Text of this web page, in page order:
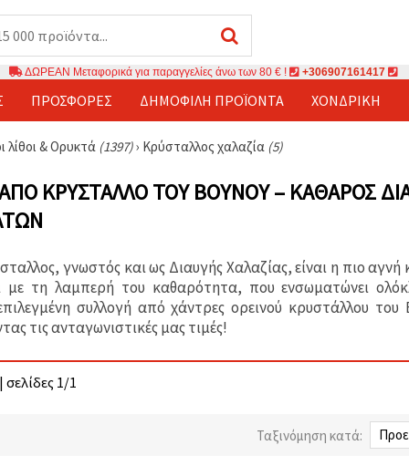
ΔΩΡΕΑΝ Μεταφορικά για παραγγελίες άνω των 80 € ! +306907161417
ΠΡΟΣΦΟΡΈΣ ΔΗΜΟΦΙΛΉ ΠΡΟΪΌΝΤΑ ΧΟΝΔΡΙΚΉ
λίθοι & Ορυκτά (1397)› Κρύσταλλος χαλαζία (5)
ΚΡΎΣΤΑΛΛΟ ΤΟΥ ΒΟΥΝΟΎ – ΚΑΘΑΡΌΣ
γνωστός και ως Διαυγής Χαλαζίας, είναι η πιο
με τη λαμπερή του καθαρότητα, που ενσωματώνει
συλλογή από χάντρες ορεινού κρυστάλλου
τις ανταγωνιστικές μας τιμές!
σελίδες 1/1
Ταξινόμηση κατά: